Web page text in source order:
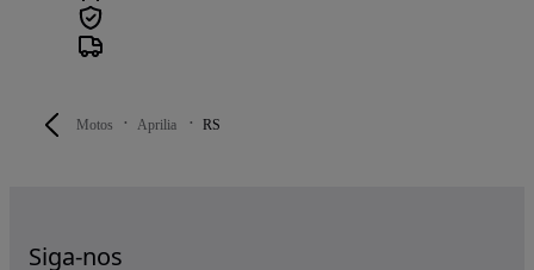
Motos Aprilia RS
Siga-nos